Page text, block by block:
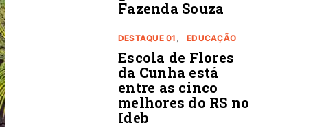
Fazenda Souza
DESTAQUE 01 EDUCAÇÃO
Escola de Flores
da Cunha está
entre as cinco
melhores do RS no
Ideb